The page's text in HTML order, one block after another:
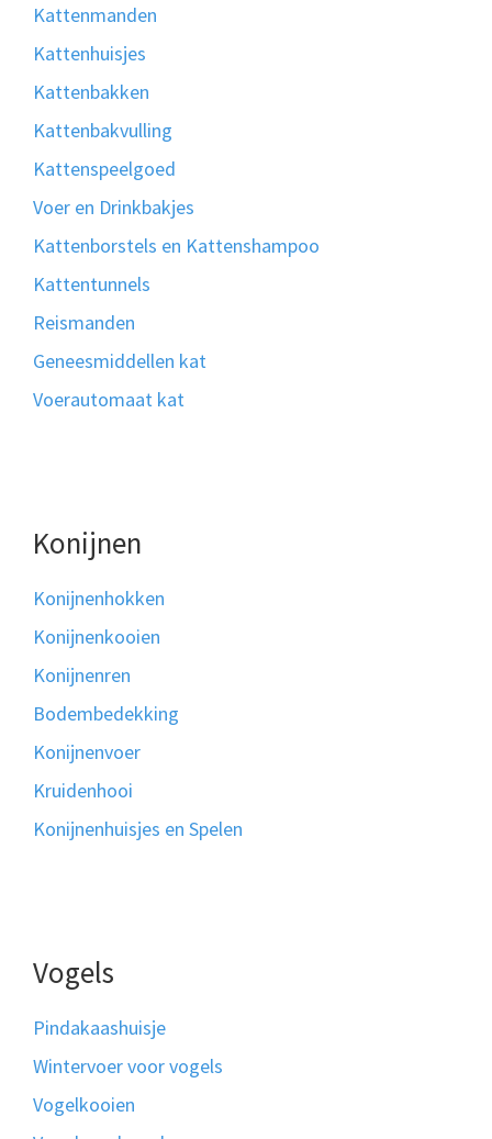
Kattenmanden
Kattenhuisjes
Kattenbakken
Kattenbakvulling
Kattenspeelgoed
Voer en Drinkbakjes
Kattenborstels en Kattenshampoo
Kattentunnels
Reismanden
Geneesmiddellen kat
Voerautomaat kat
Konijnen
Konijnenhokken
Konijnenkooien
Konijnenren
Bodembedekking
Konijnenvoer
Kruidenhooi
Konijnenhuisjes en Spelen
Vogels
Pindakaashuisje
Wintervoer voor vogels
Vogelkooien